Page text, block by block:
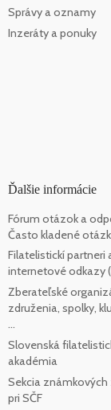
Správy a oznamy
Inzeráty a ponuky
Ďalšie informácie
Fórum otázok a
Často kladené
Filatelistickí partneri
internetové odkazy
Zberateľské
združenia, spolky,
...
Slovenská
akadémia
Sekcia známkových
pri SČF